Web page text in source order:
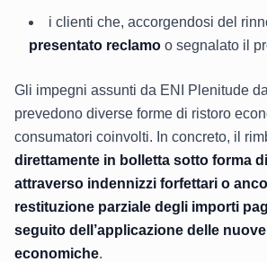
i clienti che, accorgendosi del
presentato reclamo o segnalato il
Gli impegni assunti da ENI Plenitude
prevedono diverse forme di ristoro
consumatori coinvolti. In concreto, il
direttamente in bolletta sotto forma
attraverso indennizzi forfettari o
restituzione parziale degli importi
seguito dell’applicazione delle
economiche.